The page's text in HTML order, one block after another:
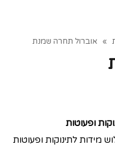
» אוברול תחרה שמנת
ופעוטות
לתינוקות ופעוטות